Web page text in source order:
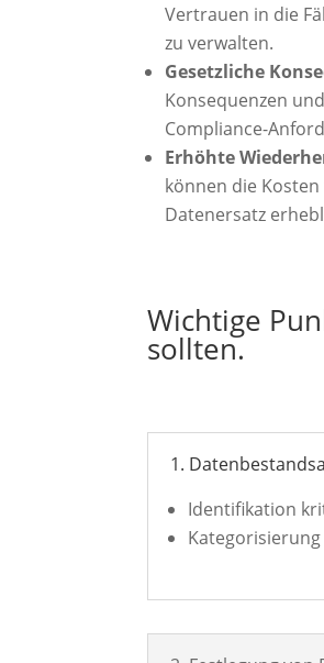
Vertrauen in die
zu verwalten.
Gesetzliche
Konsequenzen
Compliance-
Erhöhte
können die
Datenersatz
Wichtige
sollten.
1.
Identifikation